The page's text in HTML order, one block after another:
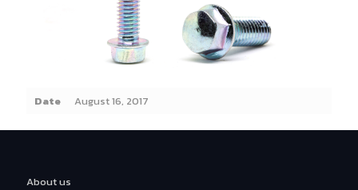
Date August 16, 2017
About us